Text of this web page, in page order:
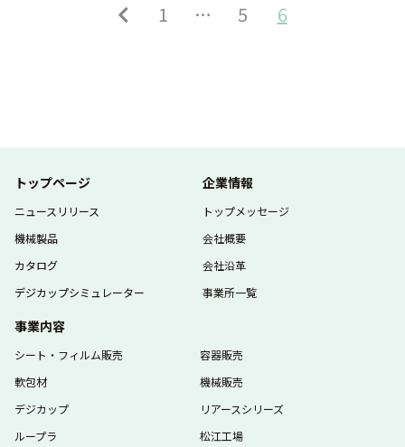
1 … 5 6
トップページ
ニュースリリース
機械製品
カタログ
デジカップシミュレーター
企業情報
トップメッセージ
会社概要
会社沿革
事業所一覧
事業内容
シート・フィルム販売
容器販売
軟包材
機械販売
デジカップ
リアースシリーズ
ループラ
松江工場